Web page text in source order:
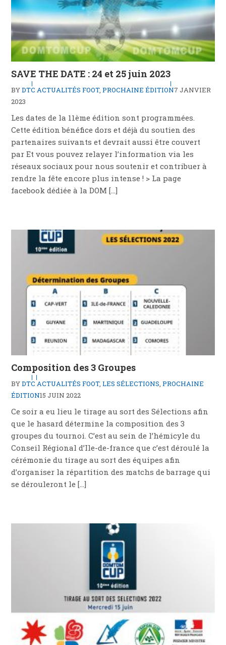
SAVE THE DATE : 24 et 25 juin 2023
BYDTC ACTUALITÉS FOOT,PROCHAINE ÉDITION7 JANVIER
2023
Les dates de la 11ème édition sont programmées.
Cette édition bénéfice dors et déjà du soutien des
partenaires suivants et devrait aussi être couvert
par Et vous pouvez relayer l’information via les
réseaux sociaux pour nous soutenir et contribuer à
rendre la fête encore plus intense ! > La page
facebook dédiée à la DOM […]
Composition des 3 Groupes
BYDTC ACTUALITÉS FOOT,LES SÉLECTIONS ,PROCHAINE
ÉDITION15 JUIN 2022
Ce soir a eu lieu le tirage au sort des Sélections afin
que le hasard détermine la composition des 3
groupes du tournoi. C’est au sein de l’hémicyle du
Conseil Régional d’Ile-de-france que c’est déroulé la
cérémonie du tirage au sort des équipes afin
d’organiser la répartition des matchs de barrage qui
se dérouleront le […]